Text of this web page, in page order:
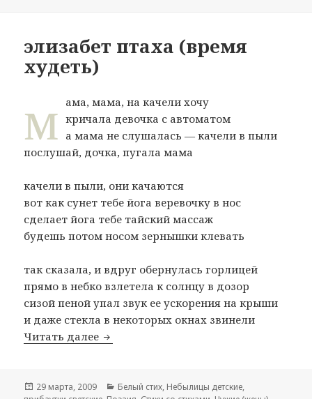
элизабет птаха (время
худеть)
м ама, мама, на качели хочу
кричала девочка с автоматом
а мама не слушалась — качели в пыли
послушай, дочка, пугала мама
качели в пыли, они качаются
вот как сунет тебе йога веревочку в нос
сделает йога тебе тайский массаж
будешь потом носом зернышки клевать
так сказала, и вдруг обернулась горлицей
прямо в небко взлетела к солнцу в дозор
сизой пеной упал звук ее ускорения на крыши
и даже стекла в некоторых окнах звинели
Читать далее элизабет птаха (время худеть)
Опубликовано
29 марта, 2009 Рубрики
Белый стих, Небылицы детские,